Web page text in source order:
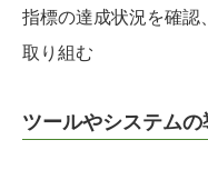
指標の達成状況を確認
取り組む
ツールやシステム